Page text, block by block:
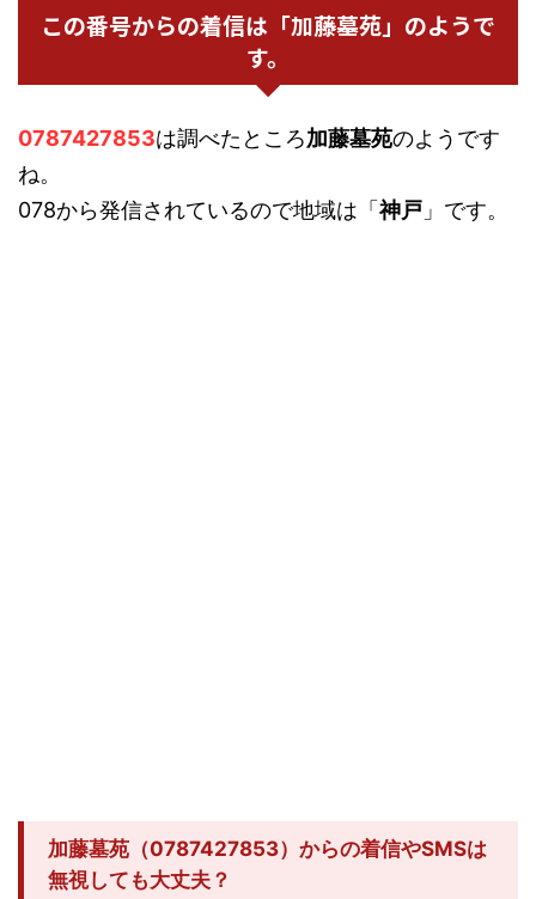
この番号からの着信は「加藤墓苑」のようで
す。
0787427853は調べたところ加藤墓苑のようです
ね。
078から発信されているので地域は「 神戸 」です。
加藤墓苑（0787427853）からの着信やSMSは
無視しても大丈夫？